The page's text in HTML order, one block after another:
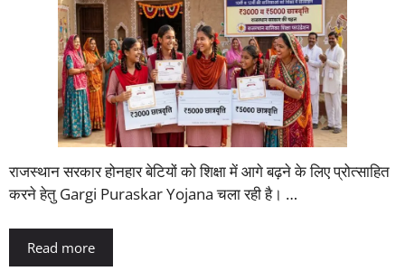
राजस्थान सरकार होनहार बेटियों को शिक्षा में आगे बढ़ने के लिए प्रोत्साहित
करने हेतु Gargi Puraskar Yojana चला रही है। …
Read more